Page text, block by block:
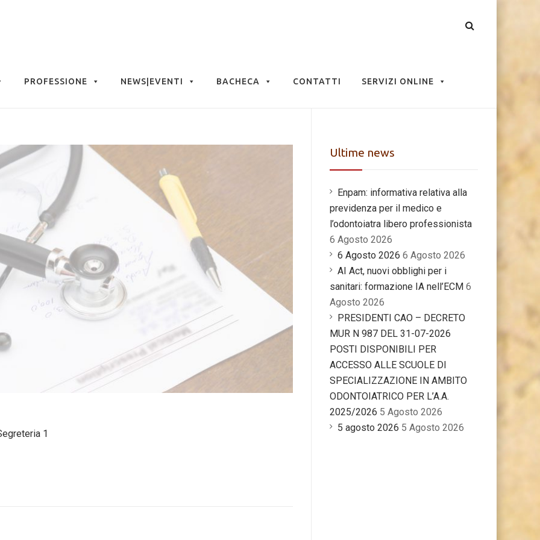
PROFESSIONE NEWS|EVENTI BACHECA CONTATTI SERVIZI ONLINE
1
Ultime news
Enpam: informativa relativa alla
previdenza per il medico e
l’odontoiatra libero professionista
6 Agosto 2026
6 Agosto 2026 6 Agosto 2026
AI Act, nuovi obblighi per i
sanitari: formazione IA nell’ECM 6
Agosto 2026
PRESIDENTI CAO – DECRETO
MUR N 987 DEL 31-07-2026
POSTI DISPONIBILI PER
ACCESSO ALLE SCUOLE DI
SPECIALIZZAZIONE IN AMBITO
ODONTOIATRICO PER L’A.A.
2025/2026 5 Agosto 2026
5 agosto 2026 5 Agosto 2026